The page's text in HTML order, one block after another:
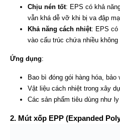
Chịu nén tốt: EPS có khả
vẫn khá dễ vỡ khi bị va đập
Khả năng cách nhiệt: EPS có
vào cấu trúc chứa nhiều không
Ứng dụng:
Bao bì đóng gói hàng hóa, bảo
Vật liệu cách nhiệt trong xây
Các sản phẩm tiêu dùng như
2. Mút xốp EPP (Expanded